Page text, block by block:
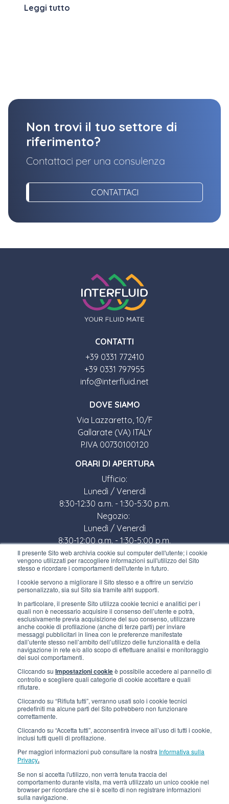
Il presente Sito web archivia cookie sul computer dell'utente; i cookie
vengono utilizzati per raccogliere informazioni sull'utilizzo del Sito
stesso e ricordare i comportamenti dell'utente in futuro.
I cookie servono a migliorare il Sito stesso e a offrire un servizio
personalizzato, sia sul Sito sia tramite altri supporti.
In particolare, il presente Sito utilizza cookie tecnici e analitici per i
quali non è necessario acquisire il consenso dell’utente e potrà,
esclusivamente previa acquisizione del suo consenso, utilizzare
anche cookie di profilazione (anche di terze parti) per inviare
messaggi pubblicitari in linea con le preferenze manifestate
dall’utente stesso nell’ambito dell’utilizzo delle funzionalità e della
navigazione in rete e/o allo scopo di effettuare analisi e monitoraggio
dei suoi comportamenti.
Cliccando su Impostazioni cookieè possibile accedere al pannello di
controllo e scegliere quali categorie di cookie accettare e quali
rifiutare.
Cliccando su “Rifiuta tutti”, verranno usati solo i cookie tecnici
predefiniti ma alcune parti del Sito potrebbero non funzionare
correttamente.
Cliccando su “Accetta tutti”, acconsentirà invece all’uso di tutti i cookie,
inclusi tutti quelli di profilazione.
Per maggiori informazioni può consultare la nostra Informativa sulla
Privacy.
Se non si accetta l'utilizzo, non verrà tenuta traccia del
comportamento durante visita, ma verrà utilizzato un unico cookie nel
browser per ricordare che si è scelto di non registrare informazioni
sulla navigazione.
Leggi tutto
Non trovi il tuo settore di
riferimento?
Contattaci per una consulenza
CONTATTACI
CONTATTI
+39 0331 772410
+39 0331 797955
info@interfluid.net
DOVE SIAMO
Via Lazzaretto, 10/F
Gallarate (VA) ITALY
P.IVA 00730100120
ORARI DI APERTURA
Ufficio:
Lunedì / Venerdì
8:30-12:30 a.m. - 1:30-5:30 p.m.
Negozio:
Lunedì / Venerdì
8:30-12:00 a.m. - 1:30-5:00 p.m.
LINK UTILI
Iscriviti alla newsletter
Lavora con noi
Gli imballi di Interfluid
Progetto di trasformazione digitale
RIMANI AGGIORNATO
© 2026 Interfluid srl • Tutti i diritti riservati